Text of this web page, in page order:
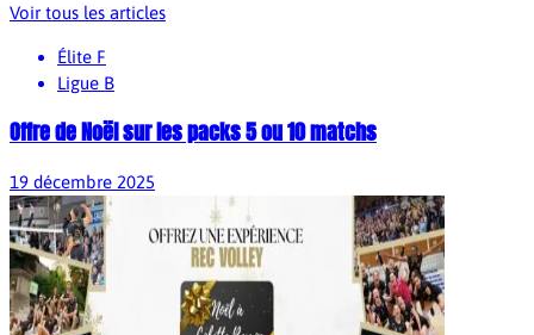
Voir tous les articles
Élite F
Ligue B
Offre de Noël sur les packs 5 ou 10 matchs
19 décembre 2025